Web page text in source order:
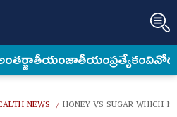
జాతీయంప్రత్యేకం
NEWS / HONEY VS SUGAR WHICH